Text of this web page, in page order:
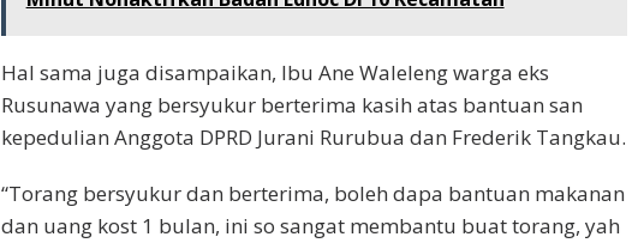
Hal sama juga disampaikan, Ibu Ane Waleleng warga eks
Rusunawa yang bersyukur berterima kasih atas bantuan san
kepedulian Anggota DPRD Jurani Rurubua dan Frederik Tangkau.
“Torang bersyukur dan berterima, boleh dapa bantuan makanan
dan uang kost 1 bulan, ini so sangat membantu buat torang, yah